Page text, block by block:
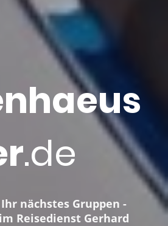
.de
nächstes Gruppen -
Reisedienst Gerhard